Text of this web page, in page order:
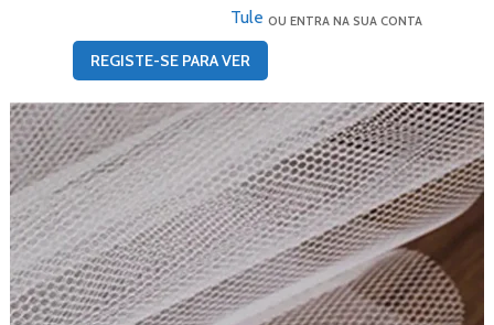
Tule
REGISTE-SE PARA VER
OU ENTRA NA SUA CONTA